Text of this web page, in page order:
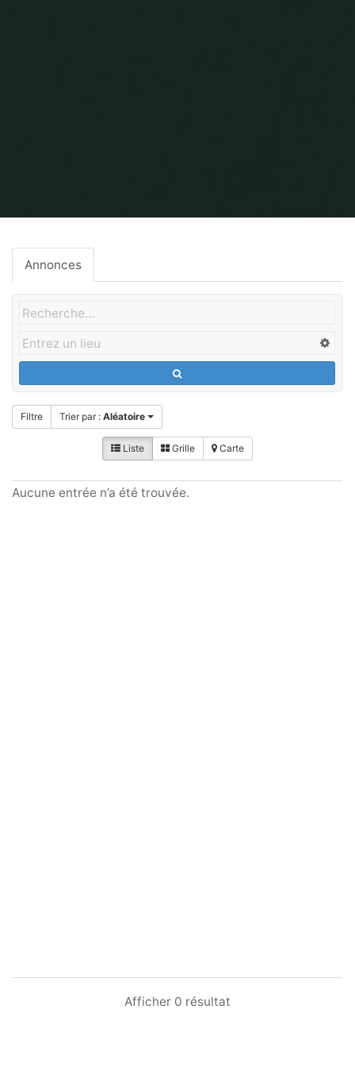
Annonces
Filtre Trier par :Aléatoire
Liste Grille Carte
Aucune entrée n’a été trouvée.
Afficher 0 résultat